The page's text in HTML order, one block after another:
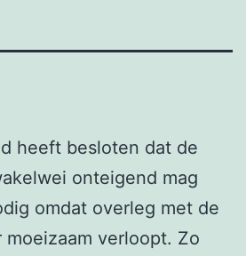
heeft besloten dat de
onteigend mag
omdat overleg met de
moeizaam verloopt. Zo